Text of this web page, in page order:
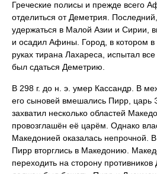
Греческие полисы и прежде всего
отделиться от Деметрия.
удержаться в Малой Азии и Сирии,
и осадил Афины. Город, в котором в
руках тирана Лахареса, испытал
был сдаться Деметрию.
В 298 г. до н. э. умер Кассандр. В
его сыновей вмешались Пирр,
захватил несколько областей
провозглашён её царём. Однако
Македонией оказалась непрочной.
Пирр вторглись в Македонию.
переходить на сторону